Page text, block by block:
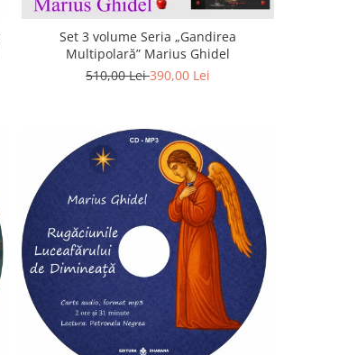
Set 3 volume Seria „Gandirea
Multipolară” Marius Ghidel
510,00 Lei390,00 Lei